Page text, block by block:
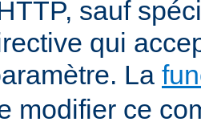
sauf
qui
La
modifier ce